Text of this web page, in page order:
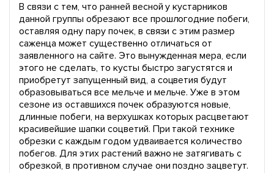
В связи с тем, что ранней весной у кустарников
данной группы обрезают все прошлогодние побеги,
оставляя одну пару почек, в связи с этим размер
саженца может существенно отличаться от
заявленного на сайте. Это вынужденная мера, если
этого не сделать, то кусты быстро загустятся и
приобретут запущенный вид, а соцветия будут
образовываться все мельче и мельче. Уже в этом
сезоне из оставшихся почек образуются новые,
длинные побеги, на верхушках которых расцветают
красивейшие шапки соцветий. При такой технике
обрезки с каждым годом удваивается количество
побегов. Для этих растений важно не затягивать с
обрезкой, в противном случае они поздно зацветут.